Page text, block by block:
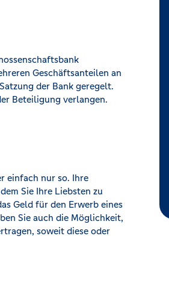
Geschäftsanteilen an
der Bank geregelt.
Beteiligung verlangen.
einfach nur so. Ihre
Sie Ihre Liebsten zu
Geld für den Erwerb eines
Sie auch die Möglichkeit,
soweit diese oder